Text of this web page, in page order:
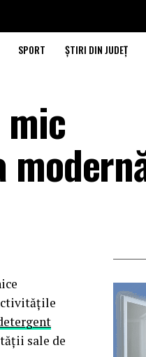
SPORT ȘTIRI DIN JUDEȚ
sale de